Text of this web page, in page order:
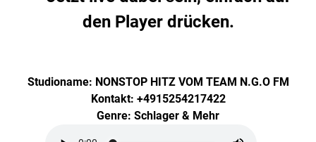
den Player drücken.
Studioname: NONSTOP HITZ VOM TEAM N.G.O FM
Kontakt: +4915254217422
Genre: Schlager & Mehr